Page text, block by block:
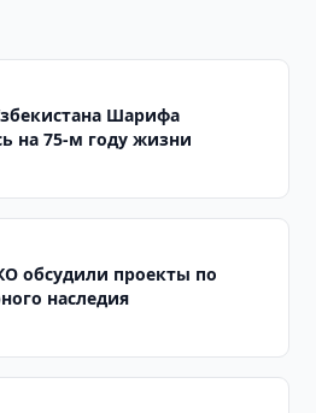
Шарифа
на 75-м году жизни
обсудили проекты по
наследия